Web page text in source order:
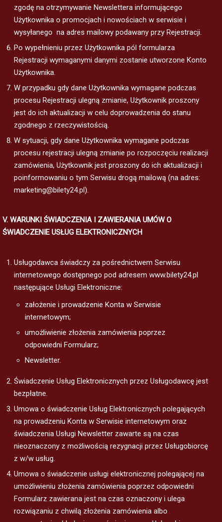
zgodę na otrzymywanie Newslettera informującego
Użytkownika o promocjach i nowościach w serwisie i
wysyłanego na adres mailowy podawany przy Rejestracji.
Po wypełnieniu przez Użytkownika pól formularza
Rejestracji wymaganymi danymi zostanie utworzone Konto
Użytkownika.
W przypadku gdy dane Użytkownika wymagane podczas
procesu Rejestracji ulegną zmianie, Użytkownik proszony
jest do ich aktualizacji w celu doprowadzenia do stanu
zgodnego z rzeczywistością.
W sytuacji, gdy dane Użytkownika wymagane podczas
procesu rejestracji ulegną zmianie po rozpoczęciu realizacji
zamówienia, Użytkownik jest proszony do ich aktualizacji i
poinformowaniu o tym Serwisu drogą mailową (na adres:
marketing@bilety24.pl).
V. WARUNKI ŚWIADCZENIA I ZAWIERANIA UMÓW O
ŚWIADCZENIE USŁUG ELEKTRONICZNYCH
Usługodawca świadczy za pośrednictwem Serwisu
internetowego dostępnego pod adresem www.bilety24.pl
następujące Usługi Elektroniczne:
założenie i prowadzenie Konta w Serwisie
internetowym;
umożliwienie złożenia zamówienia poprzez
odpowiedni Formularz;
Newsletter.
Świadczenie Usług Elektronicznych przez Usługodawcę jest
bezpłatne.
Umowa o świadczenie Usług Elektronicznych polegających
na prowadzeniu Konta w Serwisie internetowym oraz
świadczenia Usługi Newsletter zawarte są na czas
nieoznaczony z możliwością rezygnacji przez Usługobiorcę
z w/w usług.
Umowa o świadczenie usługi elektronicznej polegającej na
umożliwieniu złożenia zamówienia poprzez odpowiedni
Formularz zawierana jest na czas oznaczony i ulega
rozwiązaniu z chwilą złożenia zamówienia albo